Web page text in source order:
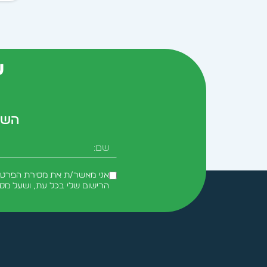
שם
אני מאשר/ת את מסירת
הרישום שלי בכל עת, ושעל